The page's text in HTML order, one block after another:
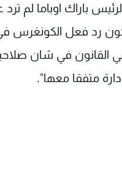
باراك اوباما لم
رد فعل الكونغرس
القانون في شان
متفقا معها".